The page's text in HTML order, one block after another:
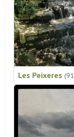
Les Peixeres (91